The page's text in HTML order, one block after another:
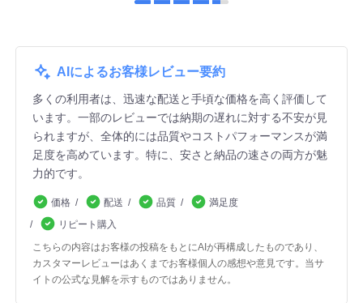
AIによるお客様レビュー要約
多くの利用者は、迅速な配送と手頃な価格を高く評価して
います。一部のレビューでは納期の遅れに対する不安が見
られますが、全体的には品質やコストパフォーマンスが満
足度を高めています。特に、安さと納品の速さの両方が魅
力的です。
価格 配送 品質
満足度
リピート購入
こちらの内容はお客様の投稿をもとにAIが再構成したものであり、
カスタマーレビューはあくまでお客様個人の感想や意見です。当サ
イトの公式な見解を示すものではありません。